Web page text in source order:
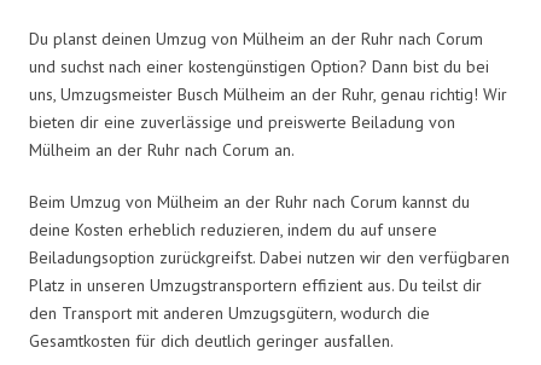
Du planst deinen Umzug von Mülheim an der Ruhr nach Corum
und suchst nach einer kostengünstigen Option? Dann bist du bei
uns, Umzugsmeister Busch Mülheim an der Ruhr, genau richtig! Wir
bieten dir eine zuverlässige und preiswerte Beiladung von
Mülheim an der Ruhr nach Corum an.
Beim Umzug von Mülheim an der Ruhr nach Corum kannst du
deine Kosten erheblich reduzieren, indem du auf unsere
Beiladungsoption zurückgreifst. Dabei nutzen wir den verfügbaren
Platz in unseren Umzugstransportern effizient aus. Du teilst dir
den Transport mit anderen Umzugsgütern, wodurch die
Gesamtkosten für dich deutlich geringer ausfallen.